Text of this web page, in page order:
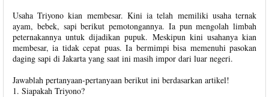
Usaha Triyono kian membesar. Kini ia telah memiliki usaha ternak
ayam, bebek, sapi berikut pemotongannya. Ia pun mengolah limbah
peternakannya untuk dijadikan pupuk. Meskipun kini usahanya kian
membesar, ia tidak cepat puas. Ia bermimpi bisa memenuhi pasokan
daging sapi di Jakarta yang saat ini masih impor dari luar negeri.
Jawablah pertanyaan-pertanyaan berikut ini berdasarkan artikel!
1. Siapakah Triyono?